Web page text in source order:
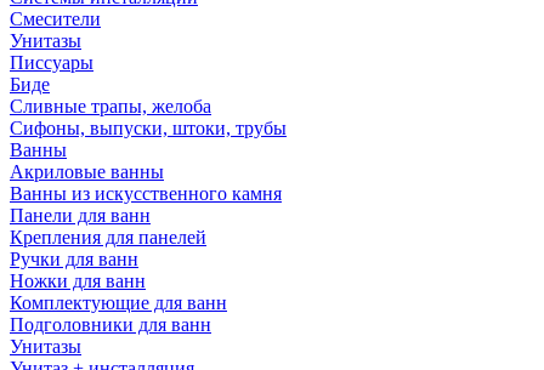
Смесители
Унитазы
Писсуары
Биде
Сливные трапы, желоба
Сифоны, выпуски, штоки, трубы
Ванны
Акриловые ванны
Ванны из искусственного камня
Панели для ванн
Крепления для панелей
Ручки для ванн
Ножки для ванн
Комплектующие для ванн
Подголовники для ванн
Унитазы